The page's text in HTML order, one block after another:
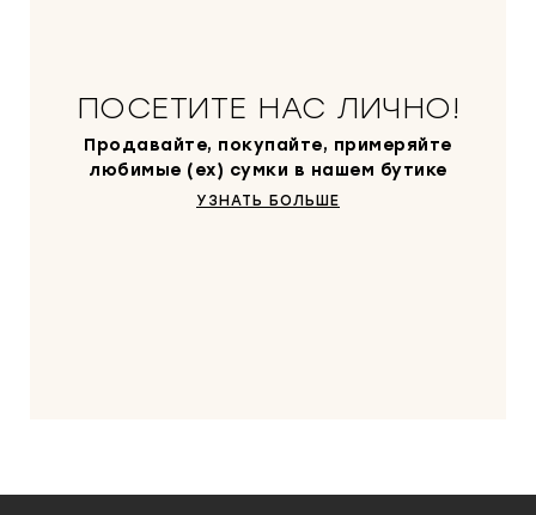
ПОСЕТИТЕ НАС ЛИЧНО!
Продавайте, покупайте, примеряйте
любимые (ex) сумки в нашем бутике
УЗНАТЬ БОЛЬШЕ